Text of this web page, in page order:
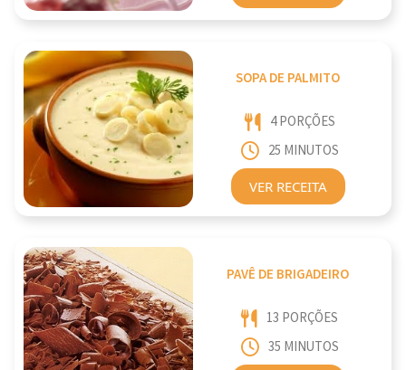
SOPA DE PALMITO
4 PORÇÕES
25 MINUTOS
VER RECEITA
PAVÊ DE BRIGADEIRO
13 PORÇÕES
35 MINUTOS